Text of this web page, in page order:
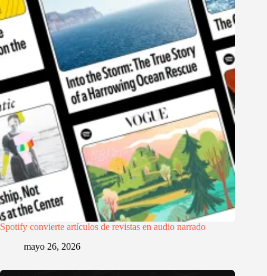
Spotify convierte artículos de revistas en audio narrado
mayo 26, 2026